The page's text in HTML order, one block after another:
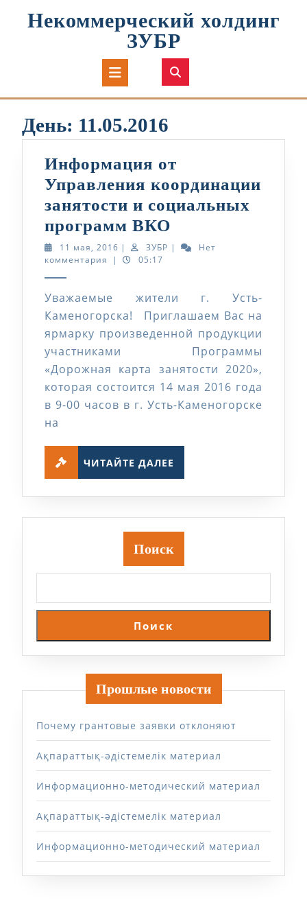
Некоммерческий холдинг
ЗУБР
Кнопка
Открыть
День: 11.05.2016
Информация от
Управления координации
занятости и социальных
программ ВКО
от
занятости
и
социальных
программ
ВКО
11 мая, 2016 11
мая,
| ЗУБР ЗУБР
|
Нет
комментария
| 05:17
Уважаемые жители г. Усть-
Каменогорска! Приглашаем Вас на
ярмарку произведенной продукции
участниками Программы
«Дорожная карта занятости 2020»,
которая состоится 14 мая 2016 года
в 9-00 часов в г. Усть-Каменогорске
на
ЧИТАЙТЕ ДАЛЕЕ
Поиск
Поиск
Прошлые новости
Почему грантовые заявки отклоняют
Ақпараттық-әдістемелік материал
Информационно-методический материал
Ақпараттық-әдістемелік материал
Информационно-методический материал